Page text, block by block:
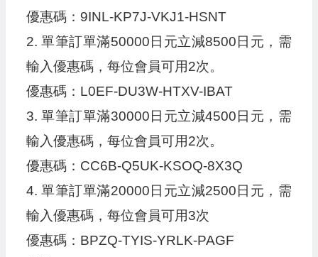
優惠碼：9INL-KP7J-VKJ1-HSNT
2. 單筆訂單滿50000日元立減8500日元，需
輸入優惠碼，每位會員可用2次。
優惠碼：L0EF-DU3W-HTXV-IBAT
3. 單筆訂單滿30000日元立減4500日元，需
輸入優惠碼，每位會員可用2次。
優惠碼：CC6B-Q5UK-KSOQ-8X3Q
4. 單筆訂單滿20000日元立減2500日元，需
輸入優惠碼，每位會員可用3次
優惠碼：BPZQ-TYIS-YRLK-PAGF